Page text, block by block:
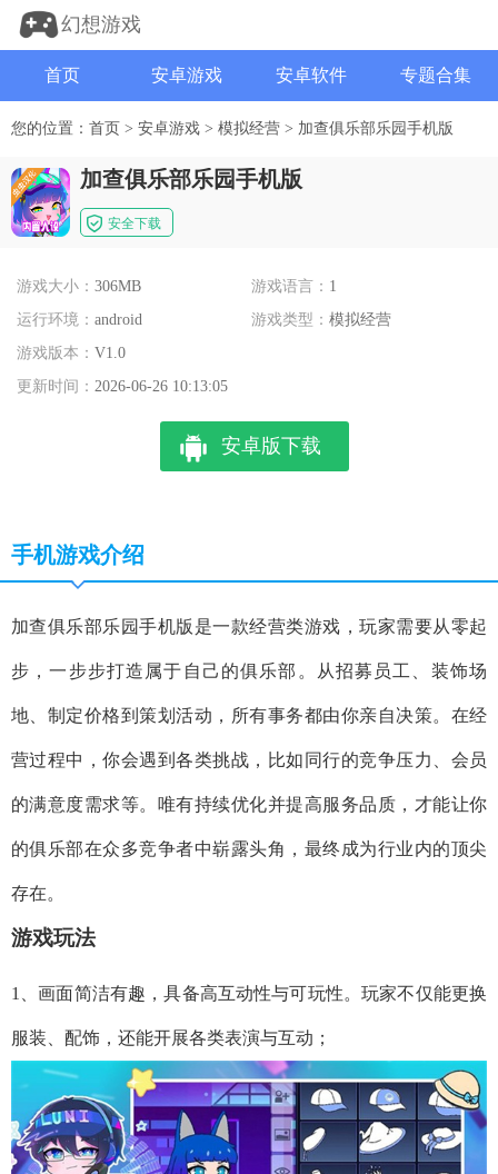
幻想游戏
首页 安卓游戏 安卓软件 专题合集
您的位置： 首页 > 安卓游戏 > 模拟经营 > 加查俱乐部乐园手机版
加查俱乐部乐园手机版
安全下载
游戏大小： 306MB 游戏语言： 1
运行环境： android 游戏类型：模拟经营
游戏版本： V1.0
更新时间： 2026-06-26 10:13:05
安卓版下载
手机游戏介绍
加查俱乐部乐园手机版是一款经营类游戏，玩家需要从零起
步，一步步打造属于自己的俱乐部。从招募员工、装饰场
地、制定价格到策划活动，所有事务都由你亲自决策。在经
营过程中，你会遇到各类挑战，比如同行的竞争压力、会员
的满意度需求等。唯有持续优化并提高服务品质，才能让你
的俱乐部在众多竞争者中崭露头角，最终成为行业内的顶尖
存在。
游戏玩法
1、画面简洁有趣，具备高互动性与可玩性。玩家不仅能更换
服装、配饰，还能开展各类表演与互动；